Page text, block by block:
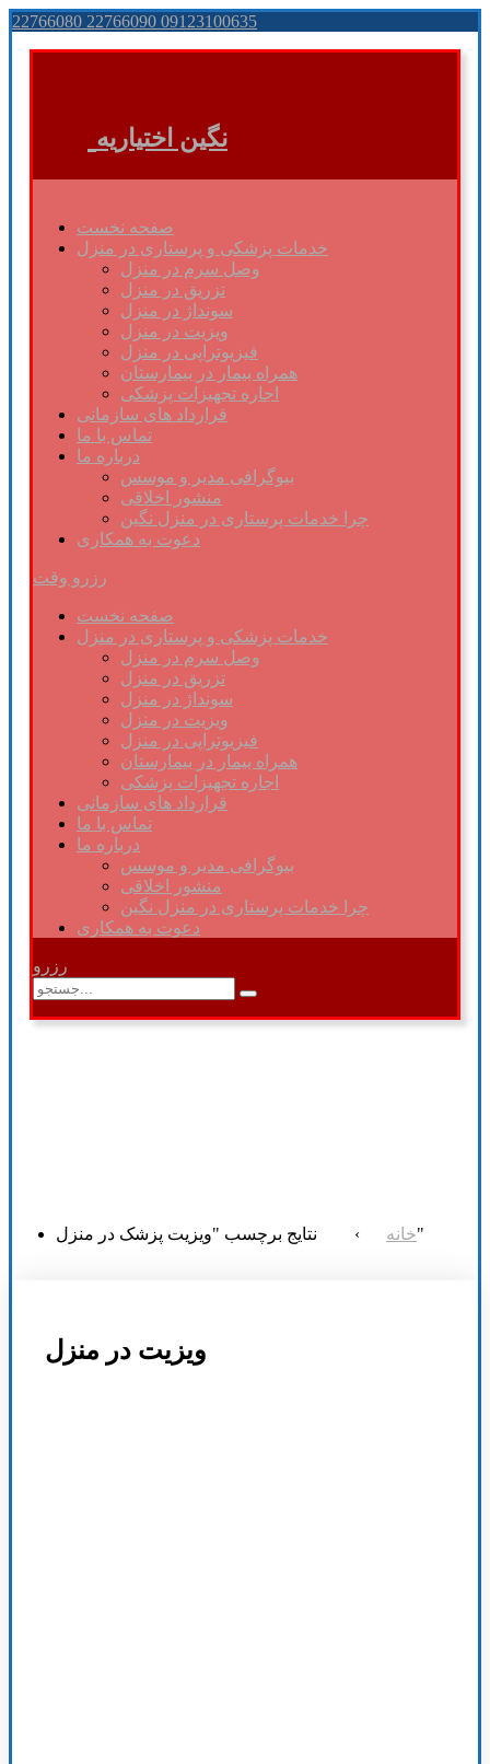
22766080 22766090 09123100635
نگین اختیاریه
صفحه نخست
خدمات پزشکی و پرستاری در منزل
وصل سرم در منزل
تزریق در منزل
سونداژ در منزل
ویزیت در منزل
فیزیوتراپی در منزل
همراه بیمار در بیمارستان
اجاره تجهیزات پزشکی
قرارداد های سازمانی
تماس با ما
درباره ما
بیوگرافی مدیر و موسس
منشور اخلاقی
چرا خدمات پرستاری در منزل نگین
دعوت به همکاری
رزرو وقت
صفحه نخست
خدمات پزشکی و پرستاری در منزل
وصل سرم در منزل
تزریق در منزل
سونداژ در منزل
ویزیت در منزل
فیزیوتراپی در منزل
همراه بیمار در بیمارستان
اجاره تجهیزات پزشکی
قرارداد های سازمانی
تماس با ما
درباره ما
بیوگرافی مدیر و موسس
منشور اخلاقی
چرا خدمات پرستاری در منزل نگین
دعوت به همکاری
رزرو
خانه › نتایج برچسب "ویزیت پزشک در منزل"
ویزیت در منزل